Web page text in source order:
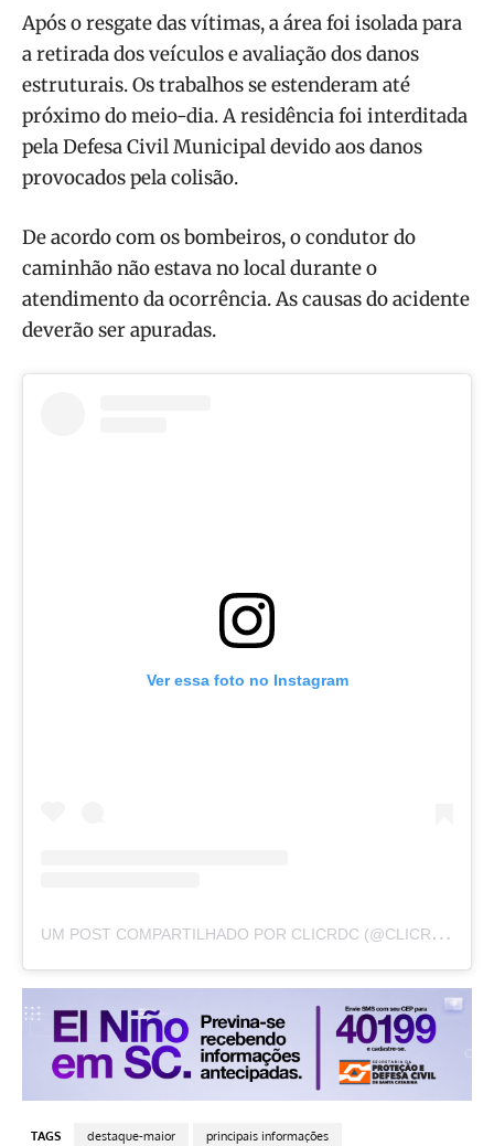
Após o resgate das vítimas, a área foi isolada para
a retirada dos veículos e avaliação dos danos
estruturais. Os trabalhos se estenderam até
próximo do meio-dia. A residência foi interditada
pela Defesa Civil Municipal devido aos danos
provocados pela colisão.
De acordo com os bombeiros, o condutor do
caminhão não estava no local durante o
atendimento da ocorrência. As causas do acidente
deverão ser apuradas.
Ver essa foto no Instagram
U
M POST COMPARTILHADO POR CLICRDC (@CLICRDC)
TAGS destaque-maior principais informações